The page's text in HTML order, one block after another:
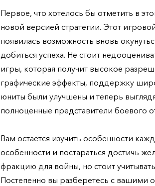
Первое, что хотелось бы отметить в
новой версией стратегии. Этот
появилась возможность вновь
добиться успеха. Не стоит
игры, которая получит высокое
графические эффекты, поддержку
юниты были улучшены и теперь
полноценные представители боевого
Вам остается изучить особенности
особенности и постараться достичь
фракцию для войны, но стоит
Постепенно вы разберетесь с вашими